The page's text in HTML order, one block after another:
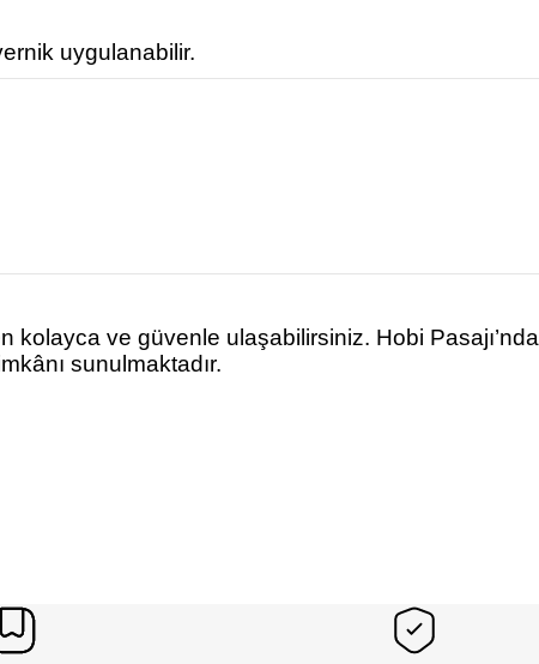
uygulanabilir.
kolayca ve güvenle ulaşabilirsiniz. Hobi Pasajı’nda
sunulmaktadır.